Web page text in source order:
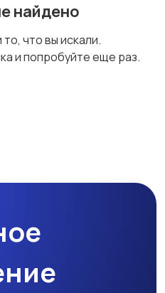
найдено
что вы искали.
и попробуйте еще раз.